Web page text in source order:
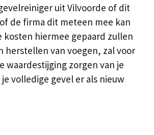
uit Vilvoorde of dit
de firma dit meteen mee kan
kosten hiermee gepaard zullen
herstellen van voegen, zal voor
waardestijging zorgen van je
volledige gevel er als nieuw